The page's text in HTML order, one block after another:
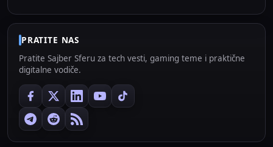
PRATITE NAS
Pratite Sajber Sferu za tech vesti, gaming teme i praktične
digitalne vodiče.